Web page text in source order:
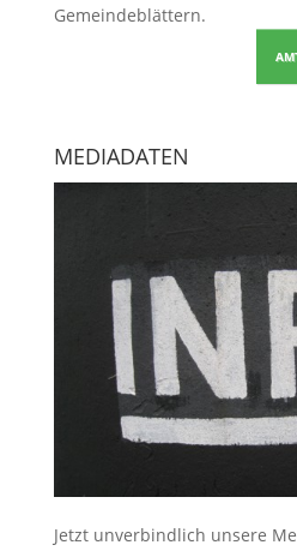
Gemeindeblättern.
MEDIADATEN
Jetzt unverbindlich unsere